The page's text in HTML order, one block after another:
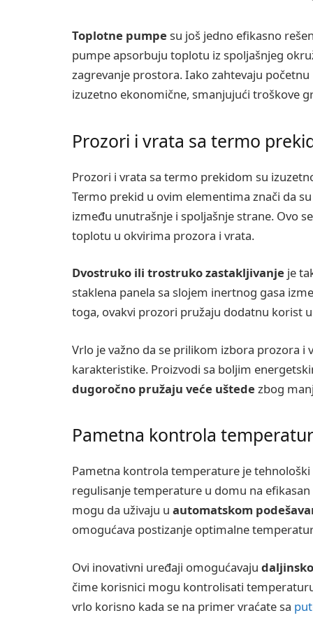
Toplotne pumpe su još jedno efikasno
pumpe apsorbuju toplotu iz spoljašnjeg
zagrevanje prostora. Iako zahtevaju
izuzetno ekonomične, smanjujući troškove
Prozori i vrata sa termo
Prozori i vrata sa termo prekidom su
Termo prekid u ovim elementima znači da
između unutrašnje i spoljašnje strane. Ovo
toplotu u okvirima prozora i vrata.
Dvostruko ili trostruko zastakljivanje je
staklena panela sa slojem inertnog gasa
toga, ovakvi prozori pružaju dodatnu korist
Vrlo je važno da se prilikom izbora prozora
karakteristike. Proizvodi sa boljim
dugoročno pružaju veće uštede zbog
Pametna kontrola
Pametna kontrola temperature je
regulisanje temperature u domu na
mogu da uživaju u automatskom
omogućava postizanje optimalne
Ovi inovativni uređaji omogućavaju
čime korisnici mogu kontrolisati
vrlo korisno kada se na primer vraćate sa